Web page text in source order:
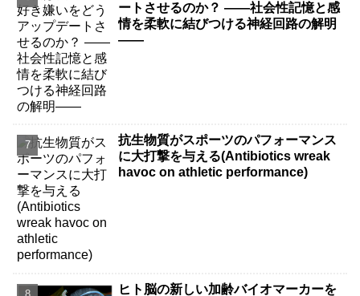
ートさせるのか？ ――社会性記憶と感
情を柔軟に結びつける神経回路の解明
――
抗生物質がスポーツのパフォーマンス
に大打撃を与える(Antibiotics wreak
havoc on athletic performance)
ヒト脳の新しい加齢バイオマーカーを